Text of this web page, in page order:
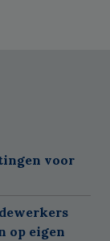
voor
op eigen